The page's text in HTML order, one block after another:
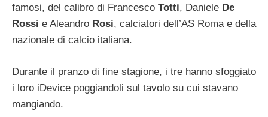
famosi, del calibro di Francesco Totti, Daniele De
Rossi e Aleandro Rosi, calciatori dell’AS Roma e della
nazionale di calcio italiana.
Durante il pranzo di fine stagione, i tre hanno sfoggiato
i loro iDevice poggiandoli sul tavolo su cui stavano
mangiando.